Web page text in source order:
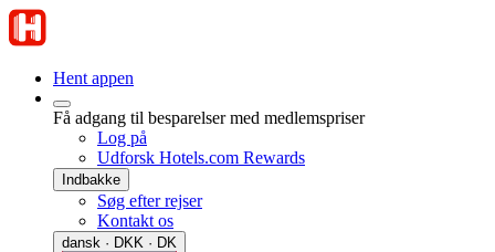
Hent appen
Få adgang til besparelser med medlemspriser
Log på
Udforsk Hotels.com Rewards
Indbakke
Søg efter rejser
Kontakt os
dansk · DKK · DK